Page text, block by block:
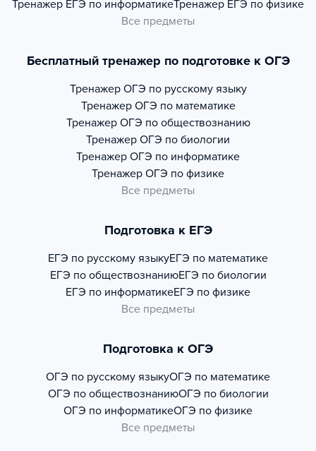
Тренажер ЕГЭ по информатикеТренажер ЕГЭ по физике
Все предметы
Бесплатный тренажер по подготовке к ОГЭ
Тренажер ОГЭ по русскому языку
Тренажер ОГЭ по математике
Тренажер ОГЭ по обществознанию
Тренажер ОГЭ по биологии
Тренажер ОГЭ по информатике
Тренажер ОГЭ по физике
Все предметы
Подготовка к ЕГЭ
ЕГЭ по русскому языкуЕГЭ по математике
ЕГЭ по обществознаниюЕГЭ по биологии
ЕГЭ по информатикеЕГЭ по физике
Все предметы
Подготовка к ОГЭ
ОГЭ по русскому языкуОГЭ по математике
ОГЭ по обществознаниюОГЭ по биологии
ОГЭ по информатикеОГЭ по физике
Все предметы